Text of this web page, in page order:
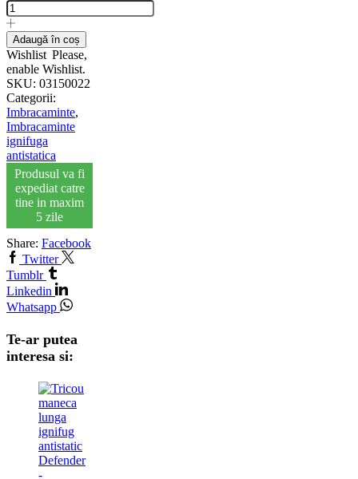
Adaugă în coș
Wishlist Please,
enable Wishlist.
SKU: 03150022
Categorii:
Imbracaminte,
Imbracaminte
ignifuga
antistatica
Produsul va fi
expediat catre
tine in maxim
5 zile
Share: Facebook
Twitter
Tumblr
Linkedin
Whatsapp
Te-ar putea
interesa si: